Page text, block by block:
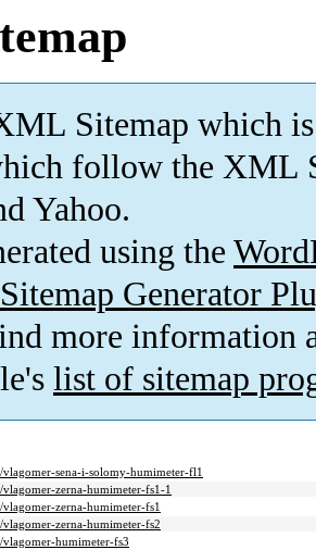
Sitemap which is
follow the XML
Yahoo.
using the
Generator
more information
list of sitemap
sena-i-solomy-humimeter-fl1
zerna-humimeter-fs1-1
zerna-humimeter-fs1
zerna-humimeter-fs2
humimeter-fs3